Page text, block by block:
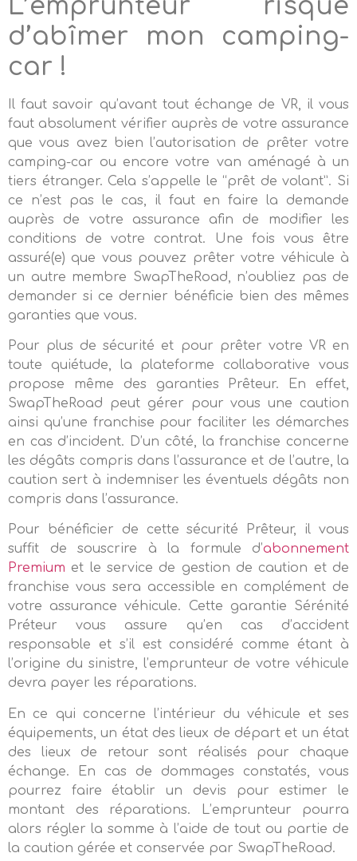
L’emprunteur risque
d’abîmer mon camping-
car !
Il faut savoir qu’avant tout échange de VR, il vous
faut absolument vérifier auprès de votre assurance
que vous avez bien l’autorisation de prêter votre
camping-car ou encore votre van aménagé à un
tiers étranger. Cela s’appelle le “prêt de volant”. Si
ce n’est pas le cas, il faut en faire la demande
auprès de votre assurance afin de modifier les
conditions de votre contrat. Une fois vous être
assuré(e) que vous pouvez prêter votre véhicule à
un autre membre SwapTheRoad, n’oubliez pas de
demander si ce dernier bénéficie bien des mêmes
garanties que vous.
Pour plus de sécurité et pour prêter votre VR en
toute quiétude, la plateforme collaborative vous
propose même des garanties Prêteur. En effet,
SwapTheRoad peut gérer pour vous une caution
ainsi qu’une franchise pour faciliter les démarches
en cas d’incident. D’un côté, la franchise concerne
les dégâts compris dans l’assurance et de l’autre, la
caution sert à indemniser les éventuels dégâts non
compris dans l’assurance.
Pour bénéficier de cette sécurité Prêteur, il vous
suffit de souscrire à la formule d’abonnement
Premium et le service de gestion de caution et de
franchise vous sera accessible en complément de
votre assurance véhicule. Cette garantie Sérénité
Préteur vous assure qu’en cas d’accident
responsable et s’il est considéré comme étant à
l’origine du sinistre, l’emprunteur de votre véhicule
devra payer les réparations.
En ce qui concerne l’intérieur du véhicule et ses
équipements, un état des lieux de départ et un état
des lieux de retour sont réalisés pour chaque
échange. En cas de dommages constatés, vous
pourrez faire établir un devis pour estimer le
montant des réparations. L’emprunteur pourra
alors régler la somme à l’aide de tout ou partie de
la caution gérée et conservée par SwapTheRoad.